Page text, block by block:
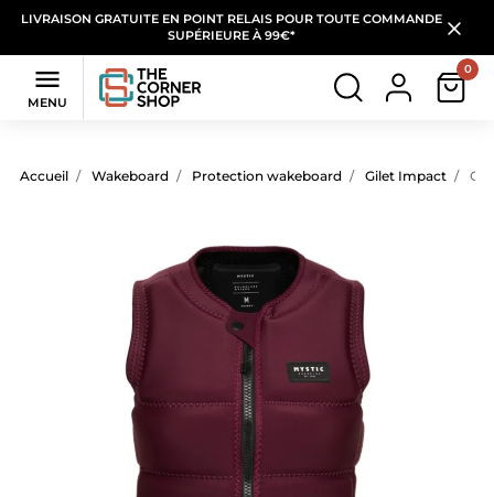
LIVRAISON GRATUITE EN POINT RELAIS POUR TOUTE COMMANDE
SUPÉRIEURE À 99€*

MENU
0
Accueil Wakeboard Protection wakeboard Gilet Impact